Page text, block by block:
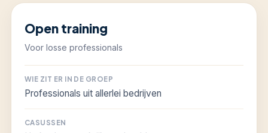
Open training
Voor losse professionals
WIE ZIT ER IN DE GROEP
Professionals uit allerlei bedrijven
CASUSSEN